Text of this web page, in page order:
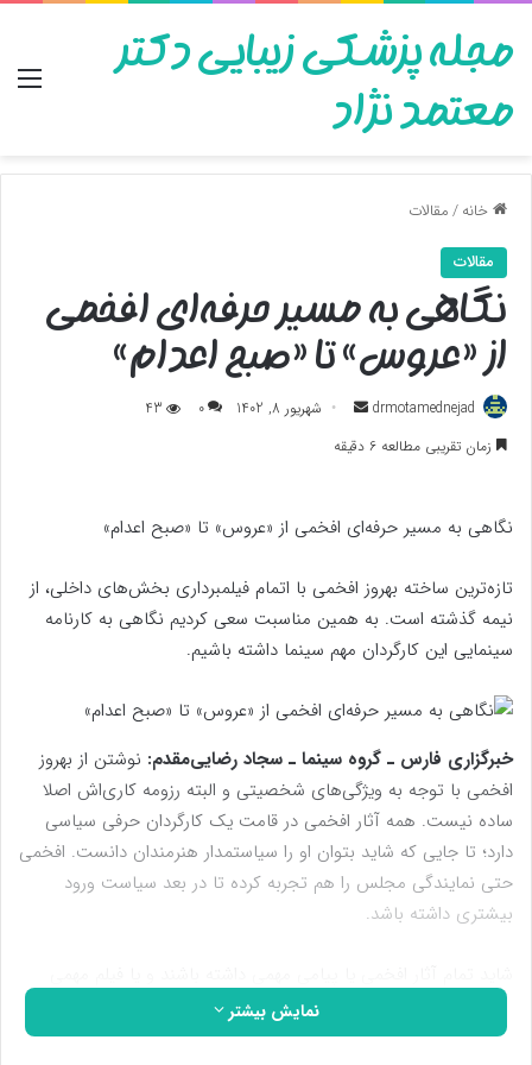
مجله پزشکی زیبایی دکتر
معتمد نژاد
خانه/مقالات
مقالات
نگاهی به مسیر حرفه‌ای افخمی
از «عروس» تا «صبح اعدام»
drmotamednejad
ارسال
به
شهریور 8, 1402 0
43
زمان تقریبی مطالعه 6 دقیقه
نگاهی به مسیر حرفه‌ای افخمی از «عروس» تا «صبح اعدام»
تازه‌ترین ساخته بهروز افخمی با اتمام فیلمبرداری بخش‌های داخلی، از
نیمه گذشته است. به همین مناسبت سعی کردیم نگاهی به کارنامه
سینمایی این کارگردان مهم سینما داشته باشیم.
خبرگزاری فارس ـ گروه سینما ـ سجاد رضایی‌مقدم: نوشتن از بهروز
افخمی با توجه به ویژگی‌های شخصیتی و البته رزومه کاری‌اش اصلا
ساده نیست. همه آثار افخمی در قامت یک کارگردان حرفی سیاسی
دارد؛ تا جایی که شاید بتوان او را سیاستمدار هنرمندان دانست. افخمی
حتی نمایندگی مجلس را هم تجربه کرده تا در بعد سیاست ورود
بیشتری داشته باشد.
باشند؛ حتی «سن پترزبورگ» که ساخته کمدی و طنز افخمی است
شاید مهم‌ترین اثر در سینمای بدنه و گونه فیلم‌های سرگرم کننده باشد؛
نمایش بیشتر